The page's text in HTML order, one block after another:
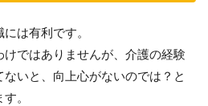
は有利です。
ではありませんが、介護の経験
いと、向上心がないのでは？と
。